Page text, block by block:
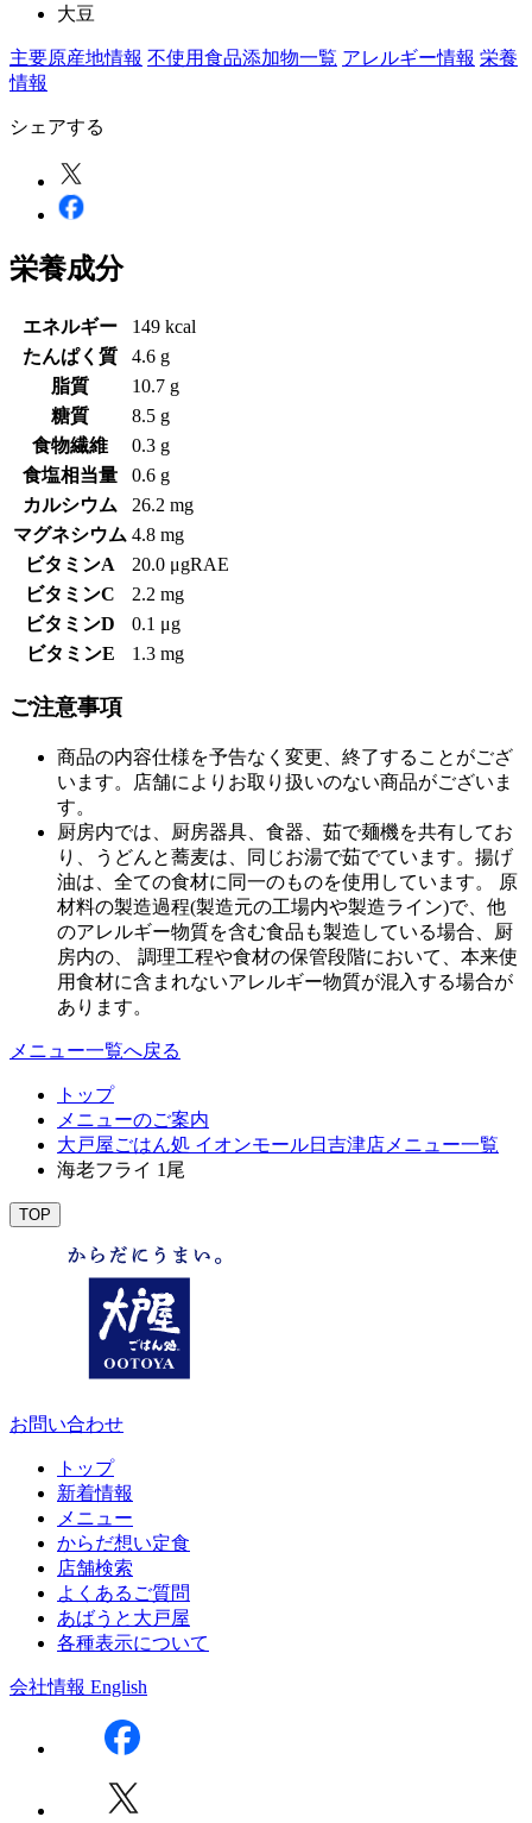
大豆
主要原産地情報 不使用食品添加物一覧 アレルギー情報 栄養
情報
シェアする
栄養成分
エネルギー
149 kcal
たんぱく質
4.6 g
脂質
10.7 g
糖質
8.5 g
食物繊維
0.3 g
食塩相当量
0.6 g
カルシウム
26.2 mg
マグネシウム 4.8 mg
ビタミンA
20.0 μgRAE
ビタミンC
2.2 mg
ビタミンD
0.1 μg
ビタミンE
1.3 mg
ご注意事項
商品の内容仕様を予告なく変更、終了することがござ
います。店舗によりお取り扱いのない商品がございま
す。
厨房内では、厨房器具、食器、茹で麺機を共有してお
り、うどんと蕎麦は、同じお湯で茹でています。揚げ
油は、全ての食材に同一のものを使用しています。 原
材料の製造過程(製造元の工場内や製造ライン)で、他
のアレルギー物質を含む食品も製造している場合、厨
房内の、 調理工程や食材の保管段階において、本来使
用食材に含まれないアレルギー物質が混入する場合が
あります。
メニュー一覧へ戻る
トップ
メニューのご案内
大戸屋ごはん処 イオンモール日吉津店メニュー一覧
海老フライ 1尾
TOP
お問い合わせ
トップ
新着情報
メニュー
からだ想い定食
店舗検索
よくあるご質問
あばうと大戸屋
各種表示について
会社情報 English